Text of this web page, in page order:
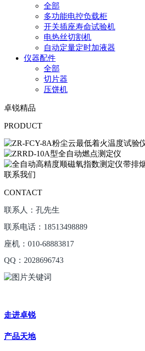
全部
多功能电控负载柜
开关插座寿命试验机
电热丝切割机
自动定量定时加液器
仪器配件
全部
切片器
压饼机
卓锐精品
PRODUCT
联系我们
CONTACT
联系人：孔先生
联系电话：18513498889
座机：010-68883817
QQ：2028696743
走进卓锐
产品天地